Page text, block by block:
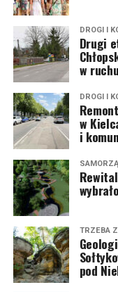
DROGI I
Drugi
w ruchu
DROGI I
w
i
TRZEBA
pod